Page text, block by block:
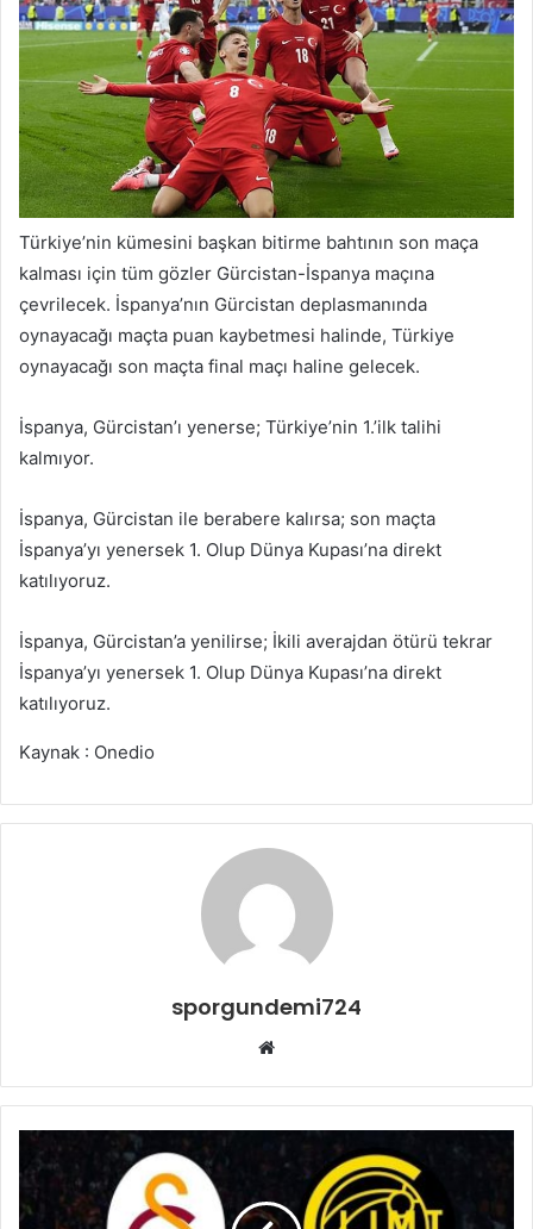
Türkiye’nin kümesini başkan bitirme bahtının son maça
kalması için tüm gözler Gürcistan-İspanya maçına
çevrilecek. İspanya’nın Gürcistan deplasmanında
oynayacağı maçta puan kaybetmesi halinde, Türkiye
oynayacağı son maçta final maçı haline gelecek.
İspanya, Gürcistan’ı yenerse; Türkiye’nin 1.’ilk talihi
kalmıyor.
İspanya, Gürcistan ile berabere kalırsa; son maçta
İspanya’yı yenersek 1. Olup Dünya Kupası’na direkt
katılıyoruz.
İspanya, Gürcistan’a yenilirse; İkili averajdan ötürü tekrar
İspanya’yı yenersek 1. Olup Dünya Kupası’na direkt
katılıyoruz.
Kaynak : Onedio
sporgundemi724
Web